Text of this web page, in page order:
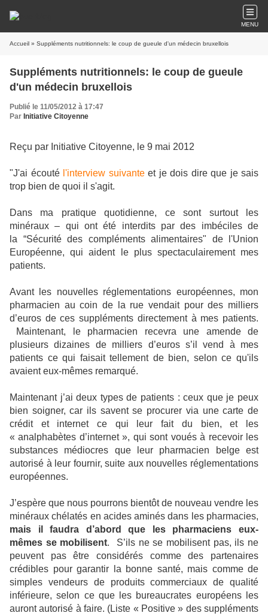
MENU
Accueil » Suppléments nutritionnels: le coup de gueule d'un médecin bruxellois
Suppléments nutritionnels: le coup de gueule
d'un médecin bruxellois
Publié le 11/05/2012 à 17:47
Par Initiative Citoyenne
Reçu par Initiative Citoyenne, le 9 mai 2012
"J'ai écouté l'interview suivanteet je dois dire que je sais
trop bien de quoi il s'agit.
Dans ma pratique quotidienne, ce sont surtout les
minéraux – qui ont été interdits par des imbéciles de
la “Sécurité des compléments alimentaires" de l'Union
Européenne, qui aident le plus spectaculairement mes
patients.
Avant les nouvelles réglementations européennes, mon
pharmacien au coin de la rue vendait pour des milliers
d’euros de ces suppléments directement à mes patients.
Maintenant, le pharmacien recevra une amende de
plusieurs dizaines de milliers d’euros s’il vend à mes
patients ce qui faisait tellement de bien, selon ce qu'ils
avaient eux-mêmes remarqué.
Maintenant j’ai deux types de patients : ceux que je peux
bien soigner, car ils savent se procurer via une carte de
crédit et internet ce qui leur fait du bien, et les
« analphabètes d’internet », qui sont voués à recevoir les
substances médiocres que leur pharmacien belge est
autorisé à leur fournir, suite aux nouvelles réglementations
européennes.
J’espère que nous pourrons bientôt de nouveau vendre les
minéraux chélatés en acides aminés dans les pharmacies,
mais il faudra d’abord que les pharmaciens eux-
mêmes se mobilisent. S’ils ne se mobilisent pas, ils ne
peuvent pas être considérés comme des partenaires
crédibles pour garantir la bonne santé, mais comme de
simples vendeurs de produits commerciaux de qualité
inférieure, selon ce que les bureaucrates européens les
auront autorisé à faire. (Liste « Positive » des suppléments